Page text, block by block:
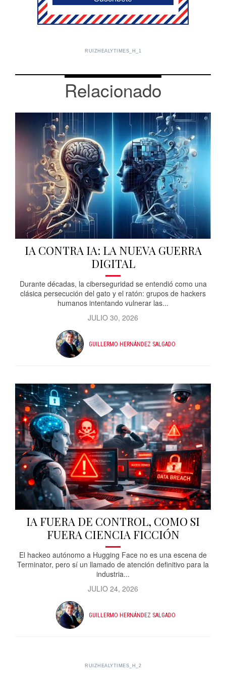
RUIZHEALYTIMES_H_1
Relacionado
IA CONTRA IA: LA NUEVA GUERRA
DIGITAL
Durante décadas, la ciberseguridad se entendió como una
clásica persecución del gato y el ratón: grupos de hackers
humanos intentando vulnerar las...
JULIO 30, 2026
GUILLERMO HERNÁNDEZ SALGADO
IA FUERA DE CONTROL, COMO SI
FUERA CIENCIA FICCIÓN
El hackeo autónomo a Hugging Face no es una escena de
Terminator, pero sí un llamado de atención definitivo para la
industria...
JULIO 24, 2026
GUILLERMO HERNÁNDEZ SALGADO
RUIZHEALYTIMES_H_2